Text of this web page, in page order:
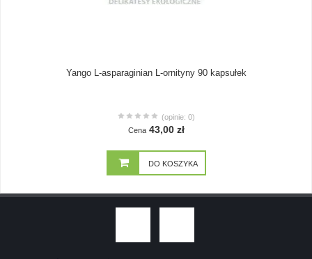
Yango L-asparaginian L-ornityny 90 kapsułek
(opinie: 0)
Cena 43,00 zł
DO KOSZYKA